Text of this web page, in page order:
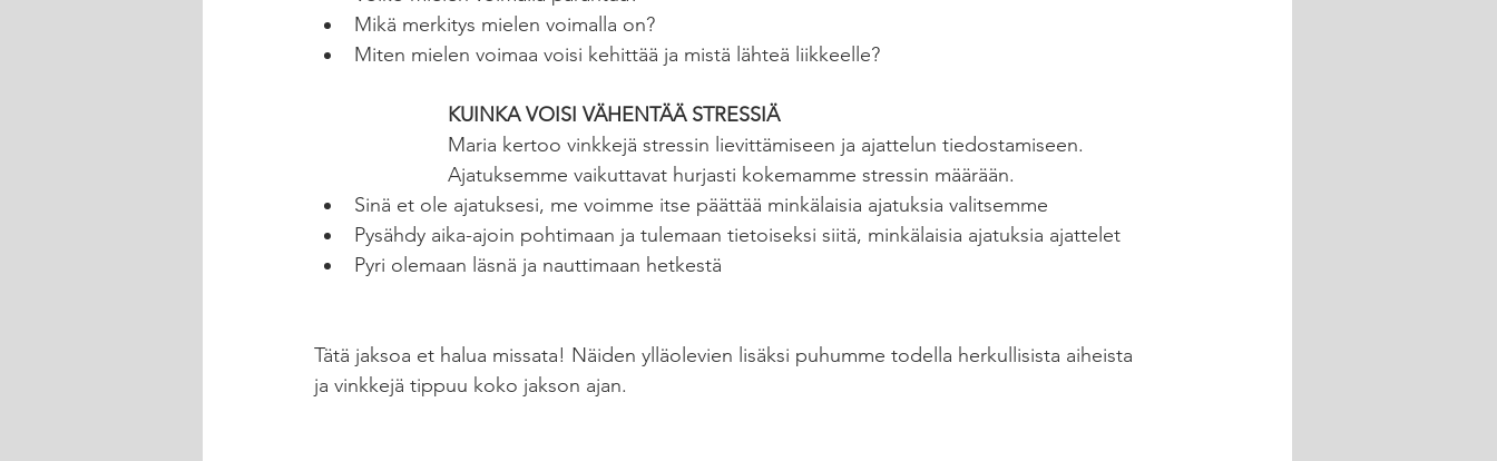
Mikä merkitys mielen voimalla on?
Miten mielen voimaa voisi kehittää ja mistä lähteä liikkeelle?
KUINKA VOISI VÄHENTÄÄ STRESSIÄ
Maria kertoo vinkkejä stressin lievittämiseen ja ajattelun tiedostamiseen.
Ajatuksemme vaikuttavat hurjasti kokemamme stressin määrään.
Sinä et ole ajatuksesi, me voimme itse päättää minkälaisia ajatuksia valitsemme
Pysähdy aika-ajoin pohtimaan ja tulemaan tietoiseksi siitä, minkälaisia ajatuksia ajattelet
Pyri olemaan läsnä ja nauttimaan hetkestä
Tätä jaksoa et halua missata! Näiden ylläolevien lisäksi puhumme todella herkullisista aiheista
ja vinkkejä tippuu koko jakson ajan.